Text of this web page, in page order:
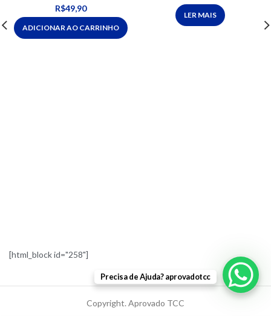
R$49,90
ADICIONAR AO CARRINHO
LER MAIS
[html_block id="258"]
Copyright. Aprovado TCC
Precisa de Ajuda? aprovadotcc